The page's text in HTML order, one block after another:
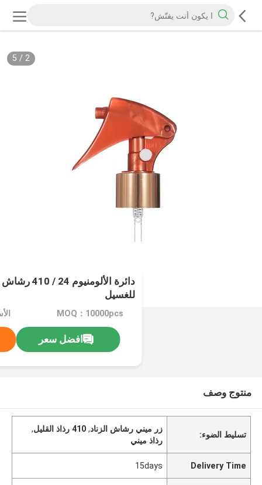
2
/
5
دائرة
للغسيل
MOQ：10000pcs
افضل سعر
منتوج وصف
تسليط الضوء:
زر ميني رشاش الزناد,410 رذاذ القليل
,
رذاذ ميني
Delivery Time
15days